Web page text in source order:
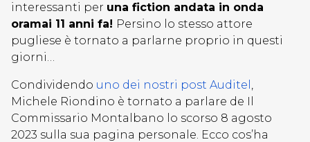
interessanti per una fiction andata in onda
oramai 11 anni fa! Persino lo stesso attore
pugliese è tornato a parlarne proprio in questi
giorni…
Condividendo uno dei nostri post Auditel ,
Michele Riondino è tornato a parlare de Il
Commissario Montalbano lo scorso 8 agosto
2023 sulla sua pagina personale. Ecco cos’ha